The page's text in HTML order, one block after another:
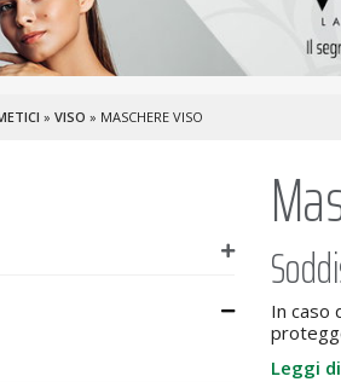
» VISO » MASCHERE VISO
In caso
Leggi